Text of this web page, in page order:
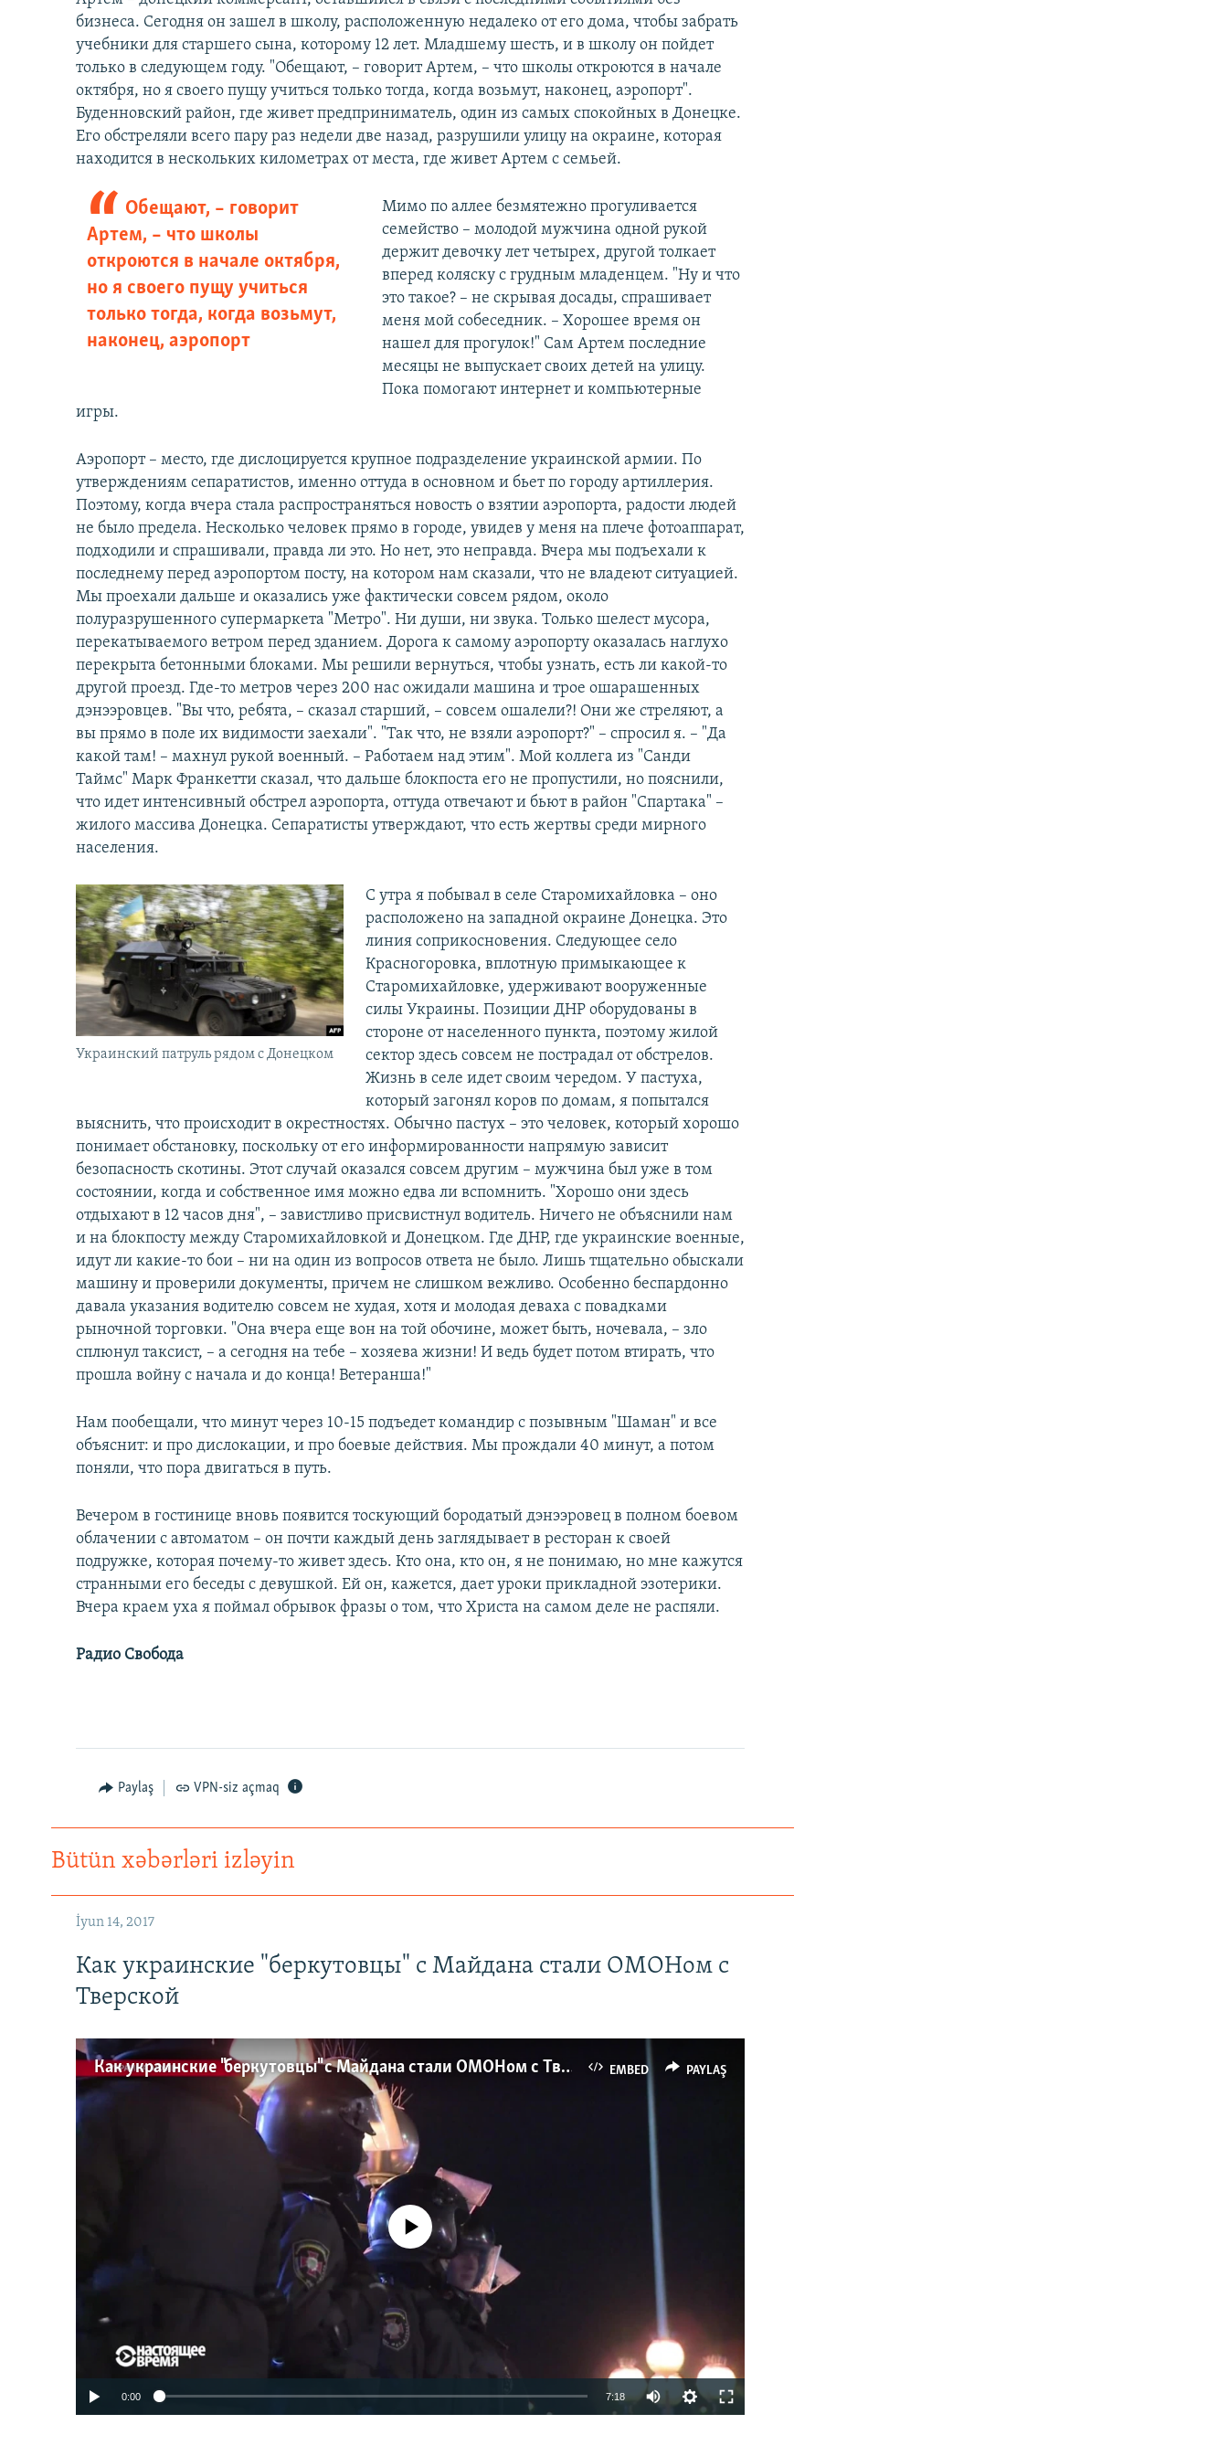
бизнеса. Сегодня он зашел в школу, расположенную недалеко от его дома, чтобы забрать
учебники для старшего сына, которому 12 лет. Младшему шесть, и в школу он пойдет
только в следующем году. "Обещают, – говорит Артем, – что школы откроются в начале
октября, но я своего пущу учиться только тогда, когда возьмут, наконец, аэропорт".
Буденновский район, где живет предприниматель, один из самых спокойных в Донецке.
Его обстреляли всего пару раз недели две назад, разрушили улицу на окраине, которая
находится в нескольких километрах от места, где живет Артем с семьей.
Обещают, – говорит
Артем, – что школы
откроются в начале октября,
но я своего пущу учиться
только тогда, когда возьмут,
наконец, аэропорт
Мимо по аллее безмятежно прогуливается
семейство – молодой мужчина одной рукой
держит девочку лет четырех, другой толкает
вперед коляску с грудным младенцем. "Ну и что
это такое? – не скрывая досады, спрашивает
меня мой собеседник. – Хорошее время он
нашел для прогулок!" Сам Артем последние
месяцы не выпускает своих детей на улицу.
Пока помогают интернет и компьютерные
игры.
Аэропорт – место, где дислоцируется крупное подразделение украинской армии. По
утверждениям сепаратистов, именно оттуда в основном и бьет по городу артиллерия.
Поэтому, когда вчера стала распространяться новость о взятии аэропорта, радости людей
не было предела. Несколько человек прямо в городе, увидев у меня на плече фотоаппарат,
подходили и спрашивали, правда ли это. Но нет, это неправда. Вчера мы подъехали к
последнему перед аэропортом посту, на котором нам сказали, что не владеют ситуацией.
Мы проехали дальше и оказались уже фактически совсем рядом, около
полуразрушенного супермаркета "Метро". Ни души, ни звука. Только шелест мусора,
перекатываемого ветром перед зданием. Дорога к самому аэропорту оказалась наглухо
перекрыта бетонными блоками. Мы решили вернуться, чтобы узнать, есть ли какой-то
другой проезд. Где-то метров через 200 нас ожидали машина и трое ошарашенных
дэнээровцев. "Вы что, ребята, – сказал старший, – совсем ошалели?! Они же стреляют, а
вы прямо в поле их видимости заехали". "Так что, не взяли аэропорт?" – спросил я. – "Да
какой там! – махнул рукой военный. – Работаем над этим". Мой коллега из "Санди
Таймс" Марк Франкетти сказал, что дальше блокпоста его не пропустили, но пояснили,
что идет интенсивный обстрел аэропорта, оттуда отвечают и бьют в район "Спартака" –
жилого массива Донецка. Сепаратисты утверждают, что есть жертвы среди мирного
населения.
Украинский патруль рядом с Донецком
С утра я побывал в селе Старомихайловка – оно
расположено на западной окраине Донецка. Это
линия соприкосновения. Следующее село
Красногоровка, вплотную примыкающее к
Старомихайловке, удерживают вооруженные
силы Украины. Позиции ДНР оборудованы в
стороне от населенного пункта, поэтому жилой
сектор здесь совсем не пострадал от обстрелов.
Жизнь в селе идет своим чередом. У пастуха,
который загонял коров по домам, я попытался
выяснить, что происходит в окрестностях. Обычно пастух – это человек, который хорошо
понимает обстановку, поскольку от его информированности напрямую зависит
безопасность скотины. Этот случай оказался совсем другим – мужчина был уже в том
состоянии, когда и собственное имя можно едва ли вспомнить. "Хорошо они здесь
отдыхают в 12 часов дня", – завистливо присвистнул водитель. Ничего не объяснили нам
и на блокпосту между Старомихайловкой и Донецком. Где ДНР, где украинские военные,
идут ли какие-то бои – ни на один из вопросов ответа не было. Лишь тщательно обыскали
машину и проверили документы, причем не слишком вежливо. Особенно беспардонно
давала указания водителю совсем не худая, хотя и молодая деваха с повадками
рыночной торговки. "Она вчера еще вон на той обочине, может быть, ночевала, – зло
сплюнул таксист, – а сегодня на тебе – хозяева жизни! И ведь будет потом втирать, что
прошла войну с начала и до конца! Ветеранша!"
Нам пообещали, что минут через 10-15 подъедет командир с позывным "Шаман" и все
объяснит: и про дислокации, и про боевые действия. Мы прождали 40 минут, а потом
поняли, что пора двигаться в путь.
Вечером в гостинице вновь появится тоскующий бородатый дэнээровец в полном боевом
облачении с автоматом – он почти каждый день заглядывает в ресторан к своей
подружке, которая почему-то живет здесь. Кто она, кто он, я не понимаю, но мне кажутся
странными его беседы с девушкой. Ей он, кажется, дает уроки прикладной эзотерики.
Вчера краем уха я поймал обрывок фразы о том, что Христа на самом деле не распяли.
Радио Свобода
Paylaş VPN-siz açmaq
Bütün xəbərləri izləyin
İyun 14, 2017
Как украинские "беркутовцы" с Майдана стали ОМОНом с
Тверской
EMBED PAYLAŞ
Как украинские "беркутовцы" с Майдана стали ОМОНом с Тверской
No media source currently available
0:00 7:18